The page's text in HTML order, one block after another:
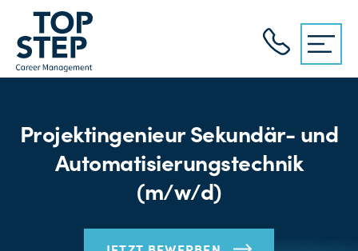
Projektingenieur Sekundär- und
Automatisierungstechnik
(m/w/d)